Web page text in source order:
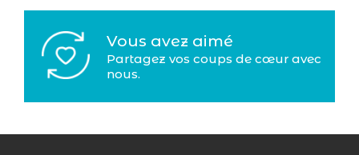
Vous avez aimé
Partagez vos coups de cœur avec
nous.